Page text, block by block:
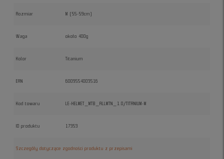
Rozmiar M (55-59cm)
Waga około 400g
Kolor Titanium
EAN 6009554003516
Kod towaru LE-HELMET_MTB_ALLMTN_1.0/TITANIUM-M
ID produktu 17353
Szczegóły dotyczące zgodności produktu z przepisami